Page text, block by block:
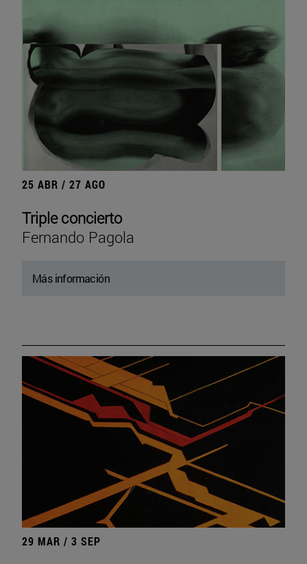
25 ABR / 27 AGO
Triple concierto
Fernando Pagola
Más información
29 MAR / 3 SEP